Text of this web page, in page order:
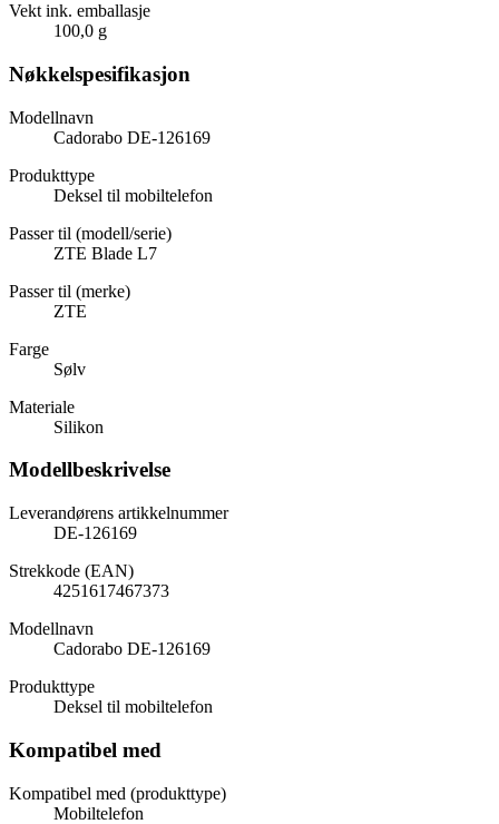
Vekt ink. emballasje
100,0 g
Nøkkelspesifikasjon
Modellnavn
Cadorabo DE-126169
Produkttype
Deksel til mobiltelefon
Passer til (modell/serie)
ZTE Blade L7
Passer til (merke)
ZTE
Farge
Sølv
Materiale
Silikon
Modellbeskrivelse
Leverandørens artikkelnummer
DE-126169
Strekkode (EAN)
4251617467373
Modellnavn
Cadorabo DE-126169
Produkttype
Deksel til mobiltelefon
Kompatibel med
Kompatibel med (produkttype)
Mobiltelefon